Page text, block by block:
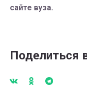
сайте вуза.
Поделиться